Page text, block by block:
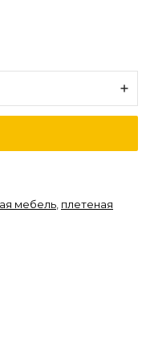
мебель, плетеная